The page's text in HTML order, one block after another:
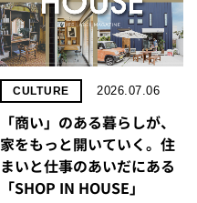
CULTURE 2026.07.06
「商い」の​ある​暮らしが、​
家を​もっと​開いていく。​住
まいと​仕事の​あいだに​ある​
「SHOP IN HOUSE」